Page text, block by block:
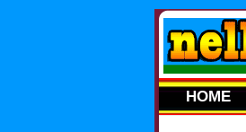
HOME